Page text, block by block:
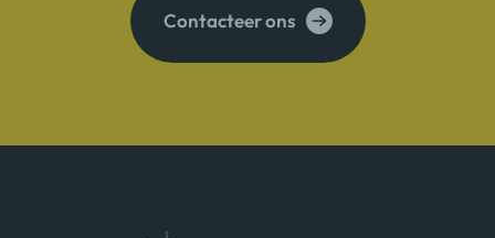
Contacteer ons